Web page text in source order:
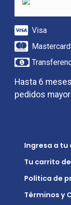
Visa
Mastercard
Hasta 6
pedidos
Ingresa a tu
Tu carrito
Política de
Términos y